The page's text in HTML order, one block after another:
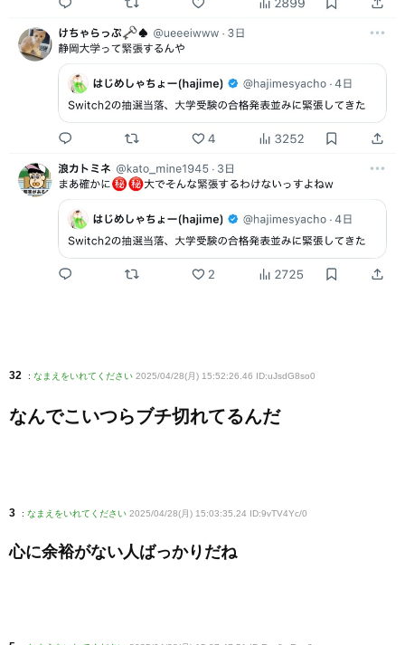
32 : なまえをいれてください 2025/04/28(月) 15:52:26.46 ID:uJsdG8so0
なんでこいつらブチ切れてるんだ
3 : なまえをいれてください 2025/04/28(月) 15:03:35.24 ID:9vTV4Yc/0
心に余裕がない人ばっかりだね